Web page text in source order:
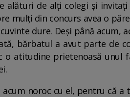
alături de alți colegi și
mulți din concurs avea o
dure. Deși până acum,
bărbatul a avut parte de
o atitudine prietenoasă unul
acum noroc cu el, pentru că